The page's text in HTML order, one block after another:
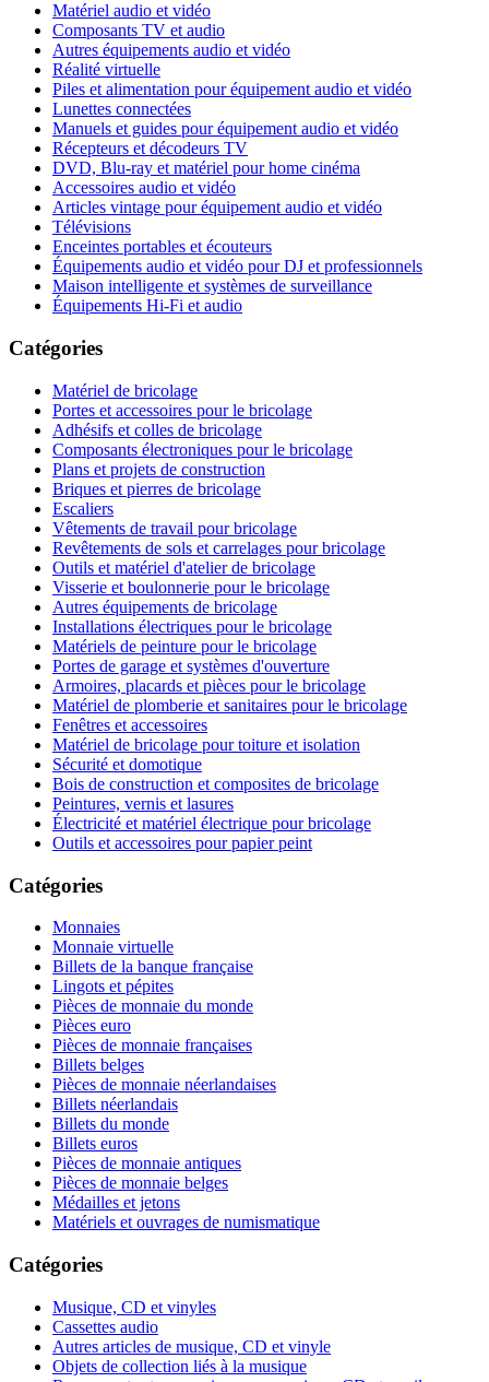
Matériel audio et vidéo
Composants TV et audio
Autres équipements audio et vidéo
Réalité virtuelle
Piles et alimentation pour équipement audio et vidéo
Lunettes connectées
Manuels et guides pour équipement audio et vidéo
Récepteurs et décodeurs TV
DVD, Blu-ray et matériel pour home cinéma
Accessoires audio et vidéo
Articles vintage pour équipement audio et vidéo
Télévisions
Enceintes portables et écouteurs
Équipements audio et vidéo pour DJ et professionnels
Maison intelligente et systèmes de surveillance
Équipements Hi-Fi et audio
Catégories
Matériel de bricolage
Portes et accessoires pour le bricolage
Adhésifs et colles de bricolage
Composants électroniques pour le bricolage
Plans et projets de construction
Briques et pierres de bricolage
Escaliers
Vêtements de travail pour bricolage
Revêtements de sols et carrelages pour bricolage
Outils et matériel d'atelier de bricolage
Visserie et boulonnerie pour le bricolage
Autres équipements de bricolage
Installations électriques pour le bricolage
Matériels de peinture pour le bricolage
Portes de garage et systèmes d'ouverture
Armoires, placards et pièces pour le bricolage
Matériel de plomberie et sanitaires pour le bricolage
Fenêtres et accessoires
Matériel de bricolage pour toiture et isolation
Sécurité et domotique
Bois de construction et composites de bricolage
Peintures, vernis et lasures
Électricité et matériel électrique pour bricolage
Outils et accessoires pour papier peint
Catégories
Monnaies
Monnaie virtuelle
Billets de la banque française
Lingots et pépites
Pièces de monnaie du monde
Pièces euro
Pièces de monnaie françaises
Billets belges
Pièces de monnaie néerlandaises
Billets néerlandais
Billets du monde
Billets euros
Pièces de monnaie antiques
Pièces de monnaie belges
Médailles et jetons
Matériels et ouvrages de numismatique
Catégories
Musique, CD et vinyles
Cassettes audio
Autres articles de musique, CD et vinyle
Objets de collection liés à la musique